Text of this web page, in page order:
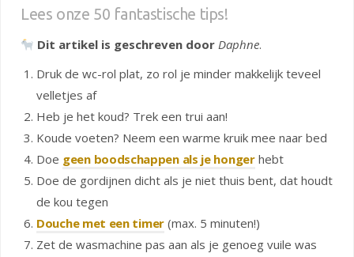
Lees onze 50 fantastische tips!
Dit artikel is geschreven door Daphne.
Druk de wc-rol plat, zo rol je minder makkelijk teveel
velletjes af
Heb je het koud? Trek een trui aan!
Koude voeten? Neem een warme kruik mee naar bed
Doe geen boodschappen als je hongerhebt
Doe de gordijnen dicht als je niet thuis bent, dat houdt
de kou tegen
Douche met een timer (max. 5 minuten!)
Zet de wasmachine pas aan als je genoeg vuile was